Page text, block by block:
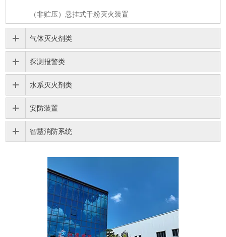
（非贮压）悬挂式干粉灭火装置
气体灭火剂类
探测报警类
水系灭火剂类
安防装置
智慧消防系统